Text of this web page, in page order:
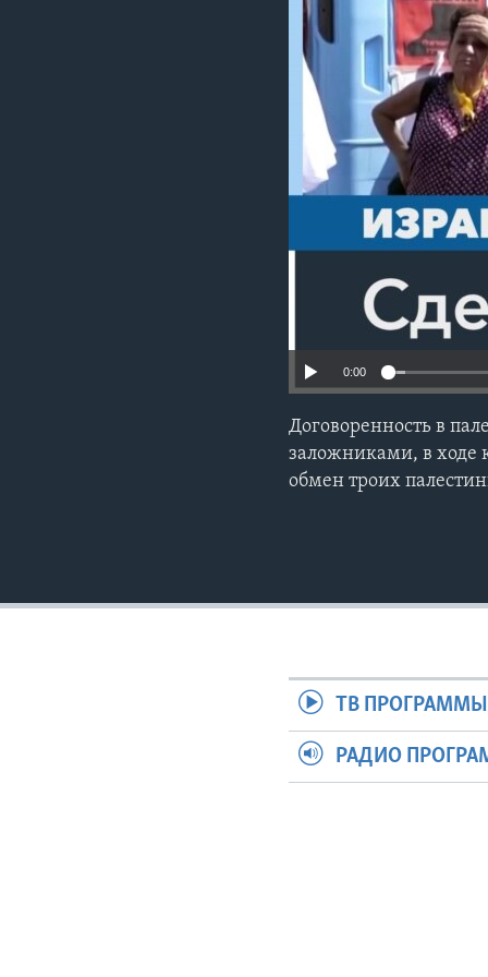
0:00
Договоренность в
заложниками, в ходе
обмен троих
ТВ ПРОГРАММЫ
РАДИО